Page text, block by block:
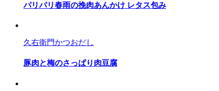
パリパリ春雨の挽肉あんかけ レタス包み
久右衛門かつおだし
豚肉と梅のさっぱり肉豆腐